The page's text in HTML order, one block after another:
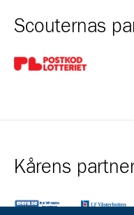
Scouternas
Gå till pl_50
Kårens
Gå till https://Gå till